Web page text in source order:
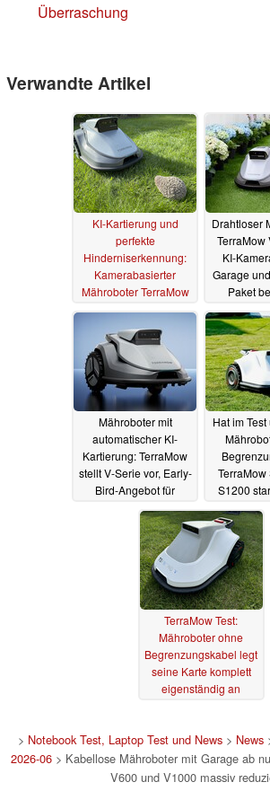
Überraschung
Verwandte Artikel
KI-Kartierung und
perfekte
Hinderniserkennung:
Kamerabasierter
Mähroboter TerraMow
20.09.2025
Drahtloser
TerraMow
KI-
Garage
Paket
Mähroboter mit
automatischer KI-
Kartierung: TerraMow
stellt V-Serie vor, Early-
Bird-Angebot für
25.06.2025
Hat im
TerraMow
S1200
TerraMow Test:
Mähroboter ohne
Begrenzungskabel legt
seine Karte komplett
eigenständig an
> Notebook Test, Laptop Test und News> News
2026-06 > Kabellose Mähroboter mit Garage ab
V600 und V1000 massiv